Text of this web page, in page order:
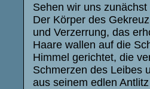
Sehen wir uns
Der Körper des
und Verzerrung, das
Haare wallen auf die
Himmel gerichtet, die
Schmerzen des Leibes
aus seinem edlen